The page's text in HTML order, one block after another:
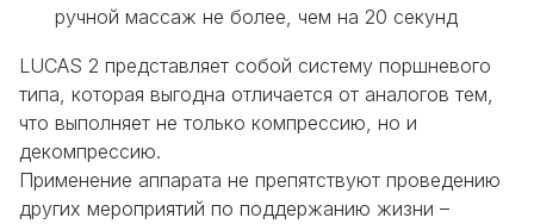
ручной массаж не более, чем на 20 секунд
LUCAS 2 представляет собой систему поршневого
типа, которая выгодна отличается от аналогов тем,
что выполняет не только компрессию, но и
декомпрессию.
Применение аппарата не препятствуют проведению
других мероприятий по поддержанию жизни –